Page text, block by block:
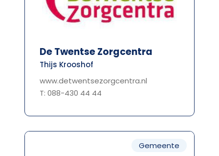
De Twentse Zorgcentra
Thijs Krooshof
www.detwentsezorgcentra.nl
T: 088-430 44 44
Gemeente